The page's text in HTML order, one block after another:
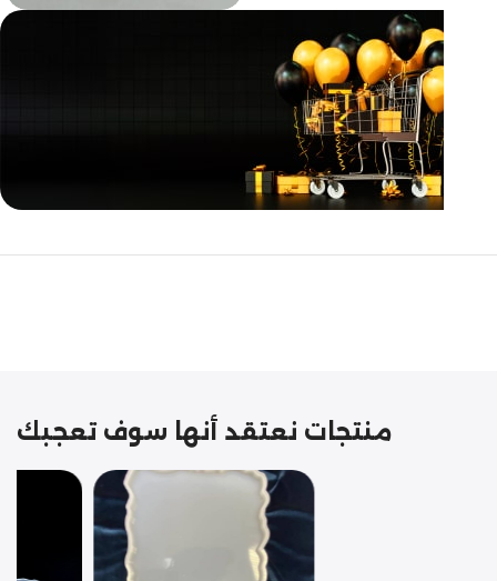
مازالت مستمرة
منتجات نعتقد أنها سوف تعجبك